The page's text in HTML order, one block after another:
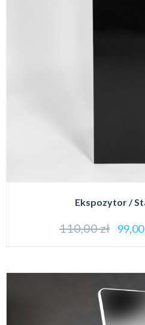
Ekspozytor /
110,00zł 99,00